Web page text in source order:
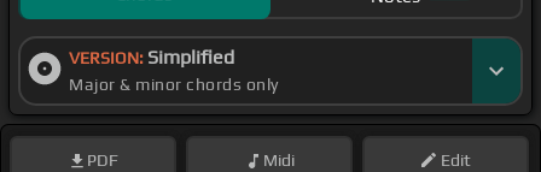
VERSION: Simplified
Major & minor chords only
PDF Midi Edit